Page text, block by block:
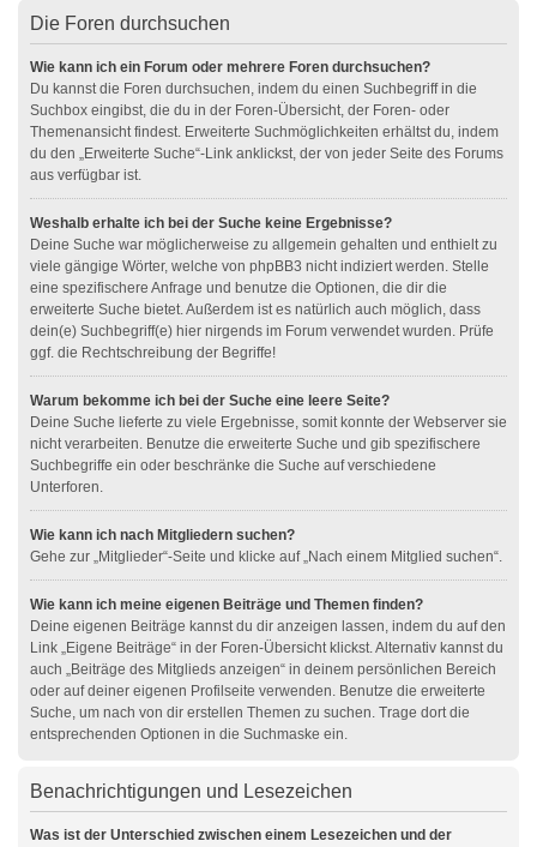
Die Foren durchsuchen
Wie kann ich ein Forum oder mehrere Foren durchsuchen?
Du kannst die Foren durchsuchen, indem du einen Suchbegriff in die
Suchbox eingibst, die du in der Foren-Übersicht, der Foren- oder
Themenansicht findest. Erweiterte Suchmöglichkeiten erhältst du, indem
du den „Erweiterte Suche“-Link anklickst, der von jeder Seite des Forums
aus verfügbar ist.
Weshalb erhalte ich bei der Suche keine Ergebnisse?
Deine Suche war möglicherweise zu allgemein gehalten und enthielt zu
viele gängige Wörter, welche von phpBB3 nicht indiziert werden. Stelle
eine spezifischere Anfrage und benutze die Optionen, die dir die
erweiterte Suche bietet. Außerdem ist es natürlich auch möglich, dass
dein(e) Suchbegriff(e) hier nirgends im Forum verwendet wurden. Prüfe
ggf. die Rechtschreibung der Begriffe!
Warum bekomme ich bei der Suche eine leere Seite?
Deine Suche lieferte zu viele Ergebnisse, somit konnte der Webserver sie
nicht verarbeiten. Benutze die erweiterte Suche und gib spezifischere
Suchbegriffe ein oder beschränke die Suche auf verschiedene
Unterforen.
Wie kann ich nach Mitgliedern suchen?
Gehe zur „Mitglieder“-Seite und klicke auf „Nach einem Mitglied suchen“.
Wie kann ich meine eigenen Beiträge und Themen finden?
Deine eigenen Beiträge kannst du dir anzeigen lassen, indem du auf den
Link „Eigene Beiträge“ in der Foren-Übersicht klickst. Alternativ kannst du
auch „Beiträge des Mitglieds anzeigen“ in deinem persönlichen Bereich
oder auf deiner eigenen Profilseite verwenden. Benutze die erweiterte
Suche, um nach von dir erstellen Themen zu suchen. Trage dort die
entsprechenden Optionen in die Suchmaske ein.
Benachrichtigungen und Lesezeichen
Was ist der Unterschied zwischen einem Lesezeichen und der